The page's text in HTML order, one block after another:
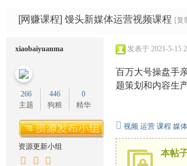
[网赚课程] 馒头新媒体运营视频课程 [复
xiaobaiyuanma
266
主题
446
狗粮
0
精华
资源更新小组
发表于 2021-5-15
百万大号操盘手
题策划和内容生
视频 运营 课程 媒体
本帖